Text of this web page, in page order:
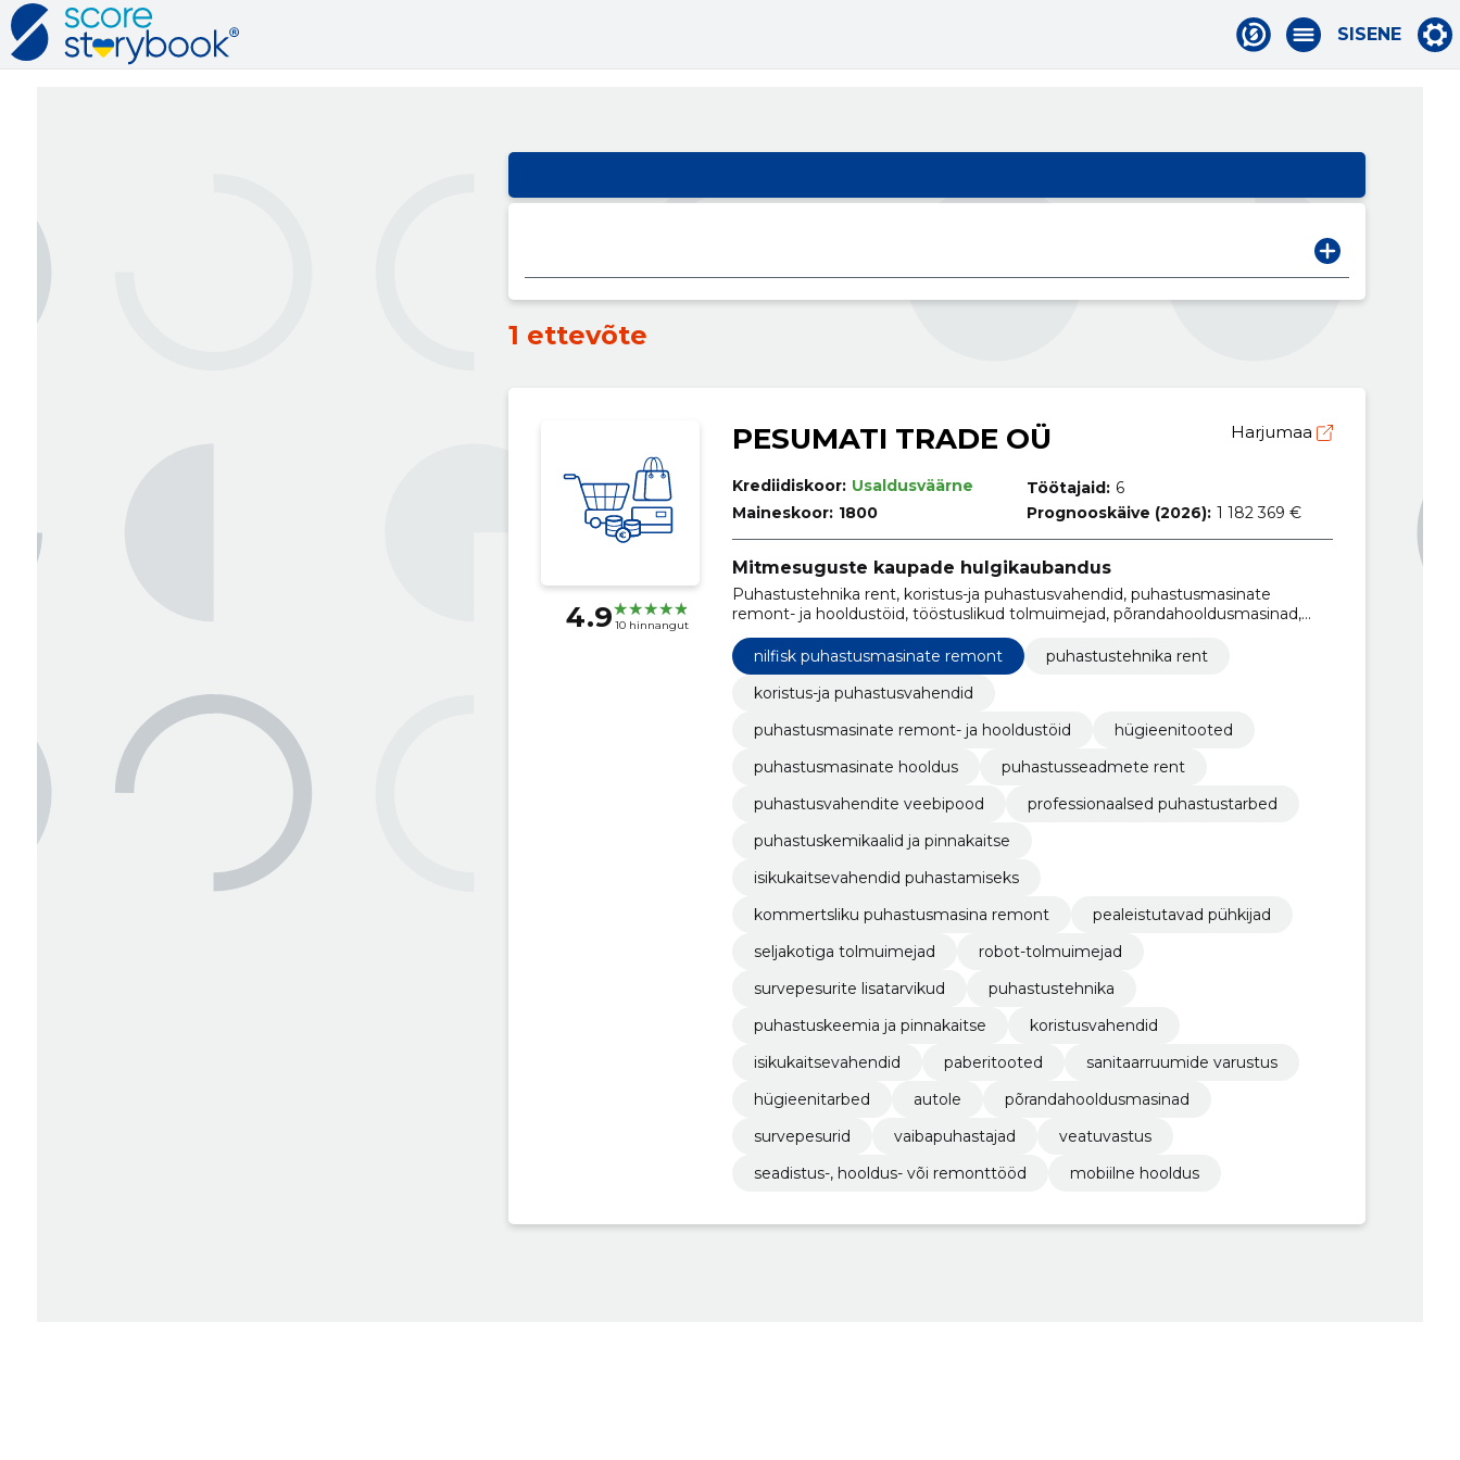
SISENE
1 ettevõte
4.9 10 hinnangut
PESUMATI TRADE OÜ Harjumaa
Krediidiskoor: Usaldusväärne
Maineskoor: 1800
Töötajaid: 6
Prognooskäive (2026): 1 182 369 €
Mitmesuguste kaupade hulgikaubandus
Puhastustehnika rent, koristus-ja puhastusvahendid, puhastusmasinate
remont- ja hooldustöid, tööstuslikud tolmuimejad, põrandahooldusmasinad,
hügieenitooted, puhastusmasinate hooldus, puhastusseadmete rent,
puhastusvahendite veebipood, professionaalsed puhastustarbed
nilfisk puhastusmasinate remont
puhastustehnika rent
koristus-ja puhastusvahendid
puhastusmasinate remont- ja hooldustöid
hügieenitooted
puhastusmasinate hooldus
puhastusseadmete rent
puhastusvahendite veebipood
professionaalsed puhastustarbed
puhastuskemikaalid ja pinnakaitse
isikukaitsevahendid puhastamiseks
kommertsliku puhastusmasina remont
pealeistutavad pühkijad
seljakotiga tolmuimejad
robot-tolmuimejad
survepesurite lisatarvikud
puhastustehnika
puhastuskeemia ja pinnakaitse
koristusvahendid
isikukaitsevahendid
paberitooted
sanitaarruumide varustus
hügieenitarbed
autole
põrandahooldusmasinad
survepesurid
vaibapuhastajad
veatuvastus
seadistus-, hooldus- või remonttööd
mobiilne hooldus